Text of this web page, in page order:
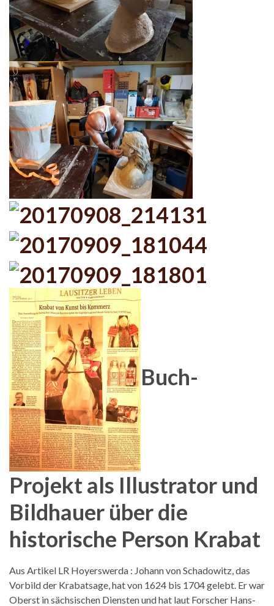
Buch-
Projekt als Illustrator und
Bildhauer über die
historische Person Krabat
Aus Artikel LR Hoyerswerda : Johann von Schadowitz, das
Vorbild der Krabatsage, hat von 1624 bis 1704 gelebt. Er war
Oberst in sächsischen Diensten und hat laut Forscher Hans-